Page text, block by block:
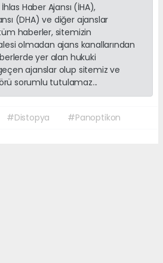
Haber Ajansı (İHA),
(DHA) ve diğer ajanslar
haberler, sitemizin
olmadan ajans kanallarından
yer alan hukuki
ajanslar olup sitemiz ve
sorumlu tutulamaz...
#Distopya #Panoptikon